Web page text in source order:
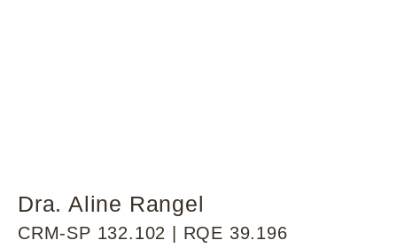
Dra. Aline Rangel
CRM-SP 132.102 | RQE 39.196